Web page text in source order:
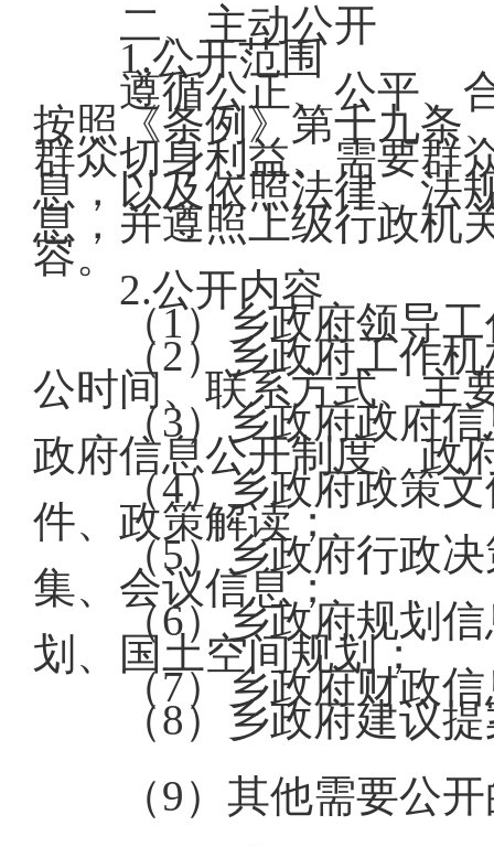
二、主动公开
1.公开范围
遵循公正、公平、合
按照《条例》第十九条
群众切身利益、需要群
息，以及依照法律、法
息，并遵照上级行政机
容。
2.公开内容
（1）乡政府领导工
（2）乡政府工作机
公时间、联系方式、主
（3）乡政府政府信
政府信息公开制度、政
（4）乡政府政策文件
件、政策解读；
（5）乡政府行政决
集、会议信息；
（6）乡政府规划信
划、国土空间规划；
（7）乡政府财政信
（8）乡政府建议提
（9）其他需要公